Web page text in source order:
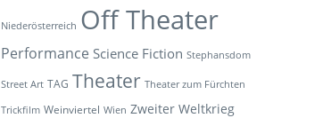
Niederösterreich Off Theater
Performance Science Fiction Stephansdom
Street Art TAG Theater Theater zum Fürchten
Trickfilm Weinviertel Wien Zweiter Weltkrieg